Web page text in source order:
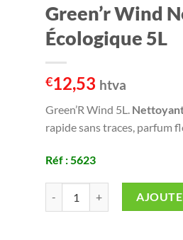
Green’r Wind
Écologique 5L
€12,53 htva
Green’R Wind 5L.
rapide sans traces, parfum
Réf : 5623